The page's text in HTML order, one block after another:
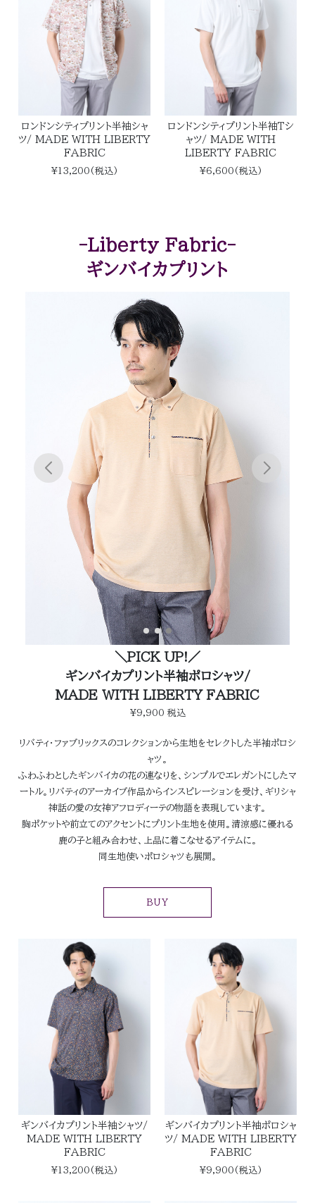
ロンドンシティプリント半袖シャ
ツ/ MADE WITH LIBERTY
FABRIC
¥13,200(税込)
ロンドンシティプリント半袖Ｔシ
ャツ/ MADE WITH
LIBERTY FABRIC
¥6,600(税込)
-Liberty Fabric-
ギンバイカプリント
＼PICK UP!／
ギンバイカプリント半袖ポロシャツ/
MADE WITH LIBERTY FABRIC
¥9,900 税込
リバティ・ファブリックスのコレクションから生地をセレクトした半袖ポロシ
ャツ。
ふわふわとしたギンバイカの花の連なりを、シンプルでエレガントにしたマ
ートル。リバティのアーカイブ作品からインスピレーションを受け、ギリシャ
神話の愛の女神アフロディーテの物語を表現しています。
胸ポケットや前立てのアクセントにプリント生地を使用。清涼感に優れる
鹿の子と組み合わせ、上品に着こなせるアイテムに。
同生地使いポロシャツも展開。
BUY
ギンバイカプリント半袖シャツ/
MADE WITH LIBERTY
FABRIC
¥13,200(税込)
ギンバイカプリント半袖ポロシャ
ツ/ MADE WITH LIBERTY
FABRIC
¥9,900(税込)